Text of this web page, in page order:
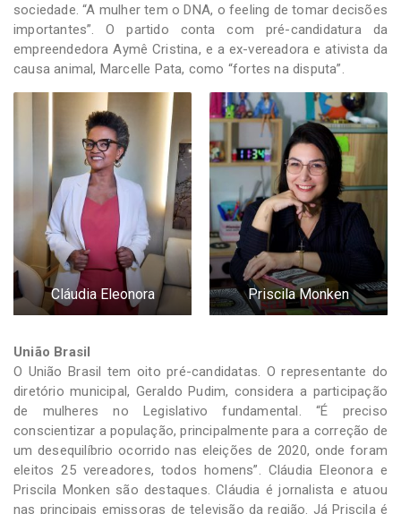
sociedade. “A mulher tem o DNA, o feeling de tomar decisões
importantes”. O partido conta com pré-candidatura da
empreendedora Aymê Cristina, e a ex-vereadora e ativista da
causa animal, Marcelle Pata, como “fortes na disputa”.
Cláudia Eleonora Priscila Monken
União Brasil
O União Brasil tem oito pré-candidatas. O representante do
diretório municipal, Geraldo Pudim, considera a participação
de mulheres no Legislativo fundamental. “É preciso
conscientizar a população, principalmente para a correção de
um desequilíbrio ocorrido nas eleições de 2020, onde foram
eleitos 25 vereadores, todos homens”. Cláudia Eleonora e
Priscila Monken são destaques. Cláudia é jornalista e atuou
nas principais emissoras de televisão da região. Já Priscila é